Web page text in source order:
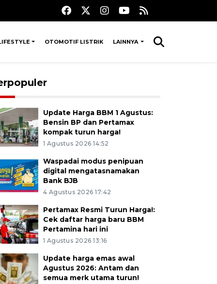
OTOMOTIF LISTRIK LAINNYA
Update Harga BBM 1 Agustus:
Bensin BP dan Pertamax
kompak turun harga!
1 Agustus 2026 14:52
Waspadai modus penipuan
digital mengatasnamakan
Bank BJB
4 Agustus 2026 17:42
Pertamax Resmi Turun Harga!:
Cek daftar harga baru BBM
Pertamina hari ini
1 Agustus 2026 13:16
Update harga emas awal
Agustus 2026: Antam dan
semua merk utama turun!